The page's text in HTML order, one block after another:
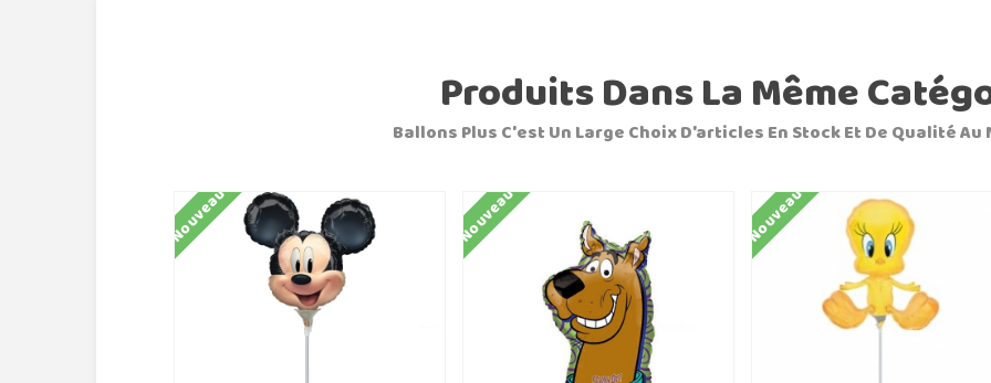
Produits Dans La Même
Ballons Plus C'est Un Large Choix D'articles En Stock Et De Qualité
Nouveau Nouveau Nouveau